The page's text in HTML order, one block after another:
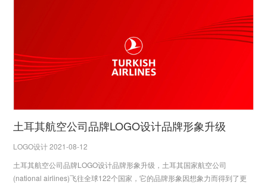
土耳其航空公司品牌LOGO设计品牌形象升级
LOGO设计 2021-08-12
土耳其航空公司品牌LOGO设计品牌形象升级，土耳其国家航空公司
(national airlines)飞往全球122个国家，它的品牌形象因想象力而得到了更